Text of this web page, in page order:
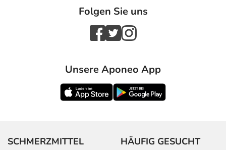
Folgen Sie uns
Unsere Aponeo App
SCHMERZMITTEL HÄUFIG GESUCHT